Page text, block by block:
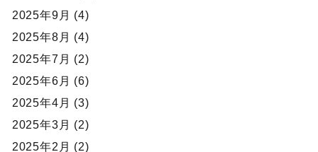
2025年9月 (4)
2025年8月 (4)
2025年7月 (2)
2025年6月 (6)
2025年4月 (3)
2025年3月 (2)
2025年2月 (2)